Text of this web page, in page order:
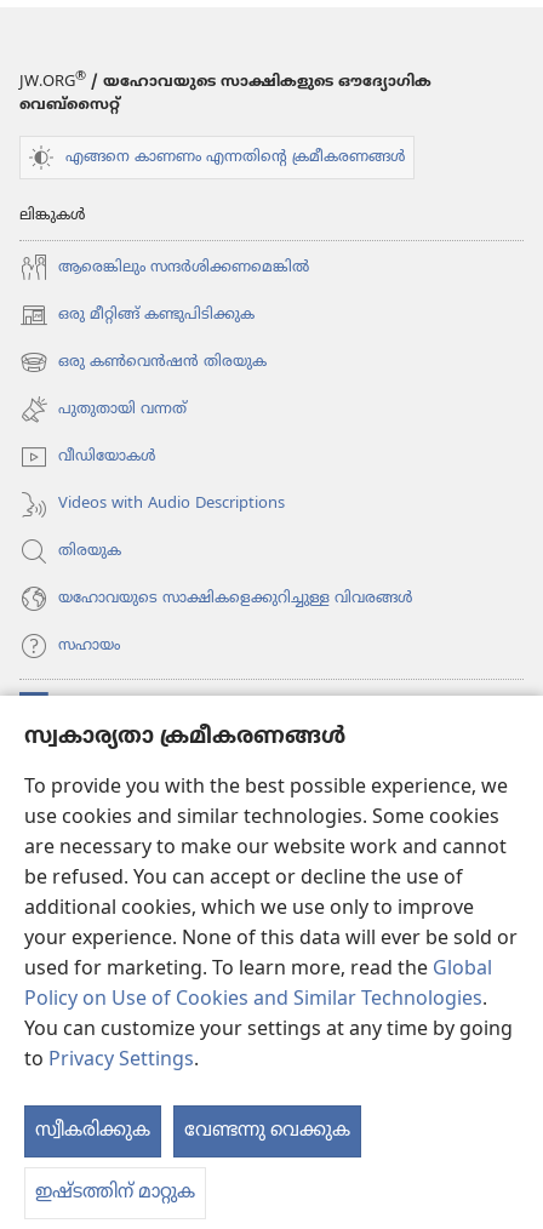
സ്വകാര്യതാ ക്രമീകരണങ്ങൾ
To provide you with the best possible experience, we
use cookies and similar technologies. Some cookies
are necessary to make our website work and cannot
be refused. You can accept or decline the use of
additional cookies, which we use only to improve
your experience. None of this data will ever be sold or
used for marketing. To learn more, read the Global
Policy on Use of Cookies and Similar Technologies.
You can customize your settings at any time by going
to Privacy Settings.
സ്വീകരിക്കുക വേണ്ടന്നു വെക്കുക
ഇഷ്ടത്തിന് മാറ്റുക
2005
JW.ORG® / യഹോവയുടെ സാക്ഷികളുടെ ഔദ്യോഗിക
വെബ്സൈറ്റ്
എങ്ങനെ കാണണം എന്നതിന്റെ ക്രമീകരണങ്ങൾ
ലിങ്കുകൾ
ആരെങ്കി​ലും സന്ദർശി​ക്ക​ണ​മെ​ങ്കിൽ
ഒരു മീറ്റിങ്ങ് കണ്ടുപിടിക്കുക
(പുതിയ
പേജ്
തുറക്കുക)
ഒരു കൺവെൻഷൻ തിരയുക
(പുതിയ
പേജ്
തുറക്കുക)
പുതുതായി വന്നത്‌
വീഡി​യോ​കൾ
Videos with Audio Descriptions
തിരയുക
യഹോവയുടെ സാക്ഷികളെക്കുറിച്ചുള്ള വിവരങ്ങൾ
സഹായം
പേജ്
വാച്ച്ടവര്‍ ഓണ്‍ലൈന്‍ ലൈബ്രറി
(പുതിയ
പേജ്
തുറക്കുക)JW ഹബ്ബ്
(പുതിയ
പേജ്
തുറക്കുക)JW ലൈ​ബ്ര​റി
വാച്ച്‌ടവർ ലൈ​ബ്രറി
ഉപയോഗിക്കുന്നതിനുള്ള വ്യവസ്ഥകള്‍|സ്വകാര്യതാ നയം
ക്രമീകരണങ്ങൾ